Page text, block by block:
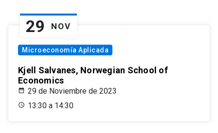
29 NOV
Microeconomía Aplicada
Kjell Salvanes, Norwegian School of
Economics
29 de Noviembre de 2023
13:30 a 14:30